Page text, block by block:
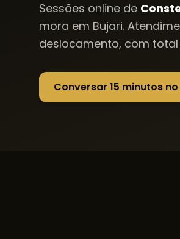
Sessões online de
mora em Bujari.
deslocamento, com
Conversar 15 minutos